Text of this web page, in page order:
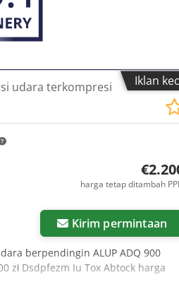
Iklan
udara terkompresi
harga tetap ditambah
Kirim permintaan
berpendingin ALUP ADQ 900
zł Dsdpfezm Iu Tox Abtock harga